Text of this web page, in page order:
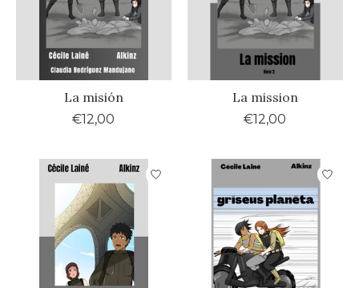
La misión
€12,00
La mission
€12,00